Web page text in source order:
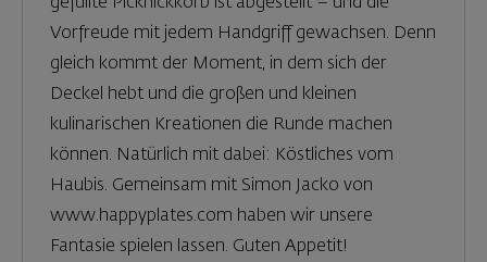
Vorfreude mit jedem Handgriff gewachsen. Denn
gleich kommt der Moment, in dem sich der
Deckel hebt und die großen und kleinen
kulinarischen Kreationen die Runde machen
können. Natürlich mit dabei: Köstliches vom
Haubis. Gemeinsam mit Simon Jacko von
www.happyplates.com haben wir unsere
Fantasie spielen lassen. Guten Appetit!